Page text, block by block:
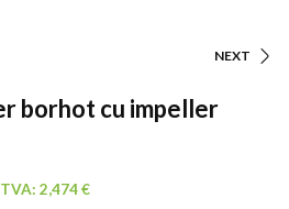
NEXT
borhot cu impeller
2,474€